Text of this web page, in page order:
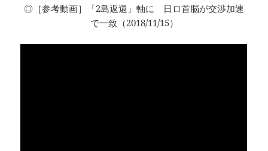
◎［参考動画］「2島返還」軸に 日ロ首脳が交渉加速
で一致（2018/11/15）